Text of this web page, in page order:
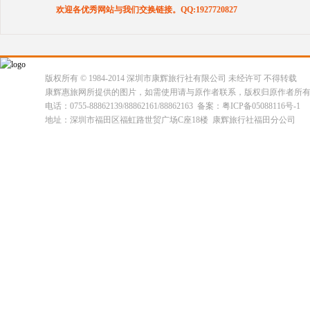
欢迎各优秀网站与我们交换链接。QQ:1927720827
版权所有 © 1984-2014 深圳市康辉旅行社有限公司 未经许可 不得转载
康辉惠旅网所提供的图片，如需使用请与原作者联系，版权归原作者所
电话：0755-88862139/88862161/88862163 备案：粤ICP备05088116号-1
地址：深圳市福田区福虹路世贸广场C座18楼 康辉旅行社福田分公司